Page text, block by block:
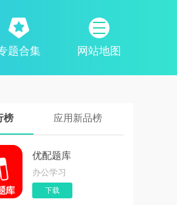
网站地图
题合集
榜 应用新品榜
优配题库
办公学习
下载